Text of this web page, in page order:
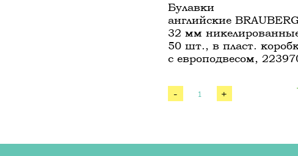
Булавки
английские
32 мм
50 шт., в пласт.
с европодвесом,
- +